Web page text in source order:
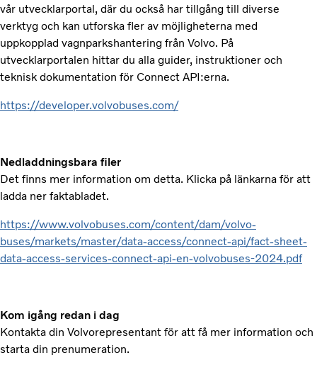
vår utvecklarportal, där du också har tillgång till diverse
verktyg och kan utforska fler av möjligheterna med
uppkopplad vagnparkshantering från Volvo. På
utvecklarportalen hittar du alla guider, instruktioner och
teknisk dokumentation för Connect API:erna.
https://developer.volvobuses.com/
Nedladdningsbara filer
Det finns mer information om detta. Klicka på länkarna för att
ladda ner faktabladet.
https://www.volvobuses.com/content/dam/volvo-
buses/markets/master/data-access/connect-api/fact-sheet-
data-access-services-connect-api-en-volvobuses-2024.pdf
Kom igång redan i dag
Kontakta din Volvorepresentant för att få mer information och
starta din prenumeration.